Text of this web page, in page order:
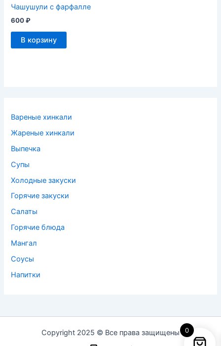
Вареные хинкали
Жареные хинкали
Выпечка
Супы
Холодные закуски
Горячие закуски
Салаты
Горячие блюда
Мангал
Соусы
Напитки
Чашушули с фарфалле
600₽
В корзину
Copyright 2025 © Все права защищены 0